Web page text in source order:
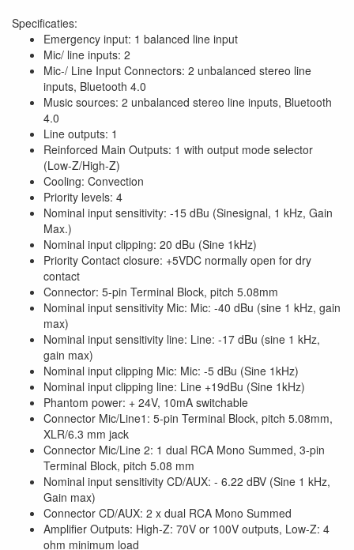
Specificaties:
Emergency input: 1 balanced line input
Mic/ line inputs: 2
Mic-/ Line Input Connectors: 2 unbalanced stereo line
inputs, Bluetooth 4.0
Music sources: 2 unbalanced stereo line inputs, Bluetooth
4.0
Line outputs: 1
Reinforced Main Outputs: 1 with output mode selector
(Low-Z/High-Z)
Cooling: Convection
Priority levels: 4
Nominal input sensitivity: -15 dBu (Sinesignal, 1 kHz, Gain
Max.)
Nominal input clipping: 20 dBu (Sine 1kHz)
Priority Contact closure: +5VDC normally open for dry
contact
Connector: 5-pin Terminal Block, pitch 5.08mm
Nominal input sensitivity Mic: Mic: -40 dBu (sine 1 kHz, gain
max)
Nominal input sensitivity line: Line: -17 dBu (sine 1 kHz,
gain max)
Nominal input clipping Mic: Mic: -5 dBu (Sine 1kHz)
Nominal input clipping line: Line +19dBu (Sine 1kHz)
Phantom power: + 24V, 10mA switchable
Connector Mic/Line1: 5-pin Terminal Block, pitch 5.08mm,
XLR/6.3 mm jack
Connector Mic/Line 2: 1 dual RCA Mono Summed, 3-pin
Terminal Block, pitch 5.08 mm
Nominal input sensitivity CD/AUX: - 6.22 dBV (Sine 1 kHz,
Gain max)
Connector CD/AUX: 2 x dual RCA Mono Summed
Amplifier Outputs: High-Z: 70V or 100V outputs, Low-Z: 4
ohm minimum load